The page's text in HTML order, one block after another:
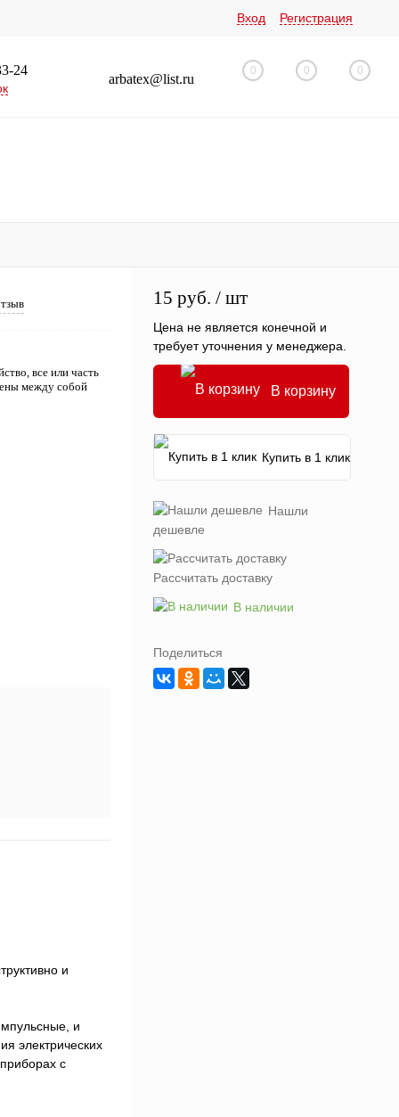
Вход Регистрация
24
arbatex@list.ru
0 0 0
все или часть
между собой
и
и
электрических
с
15 руб. / шт
Цена не является конечной и
требует уточнения у менеджера.
В корзину
Купить в 1 клик
Нашли
дешевле
Рассчитать доставку
В наличии
Поделиться